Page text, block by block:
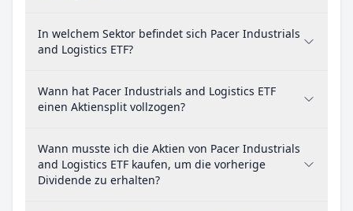
In welchem Sektor befindet sich Pacer Industrials
and Logistics ETF?
Wann hat Pacer Industrials and Logistics ETF
einen Aktiensplit vollzogen?
Wann musste ich die Aktien von Pacer Industrials
and Logistics ETF kaufen, um die vorherige
Dividende zu erhalten?